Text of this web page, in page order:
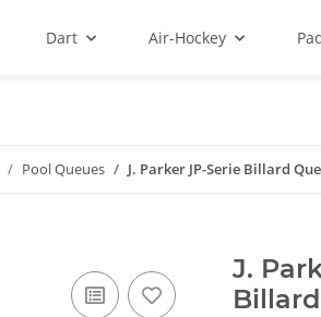
Dart Air-Hockey
Pool Queues J. Parker JP-Serie Billard
J.